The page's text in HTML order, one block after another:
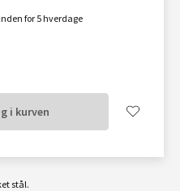
for 5 hverdage
i kurven
stål.